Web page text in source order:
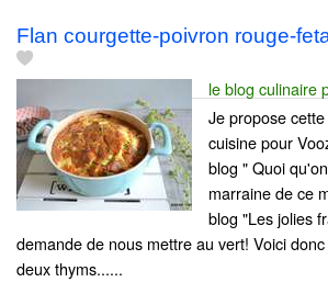
Flan courgette-poivron rouge-
le blog culinaire
Je propose
cuisine pour
blog " Quoi
marraine de ce
blog "Les jolies
demande de nous mettre au vert! Voici
deux thyms......